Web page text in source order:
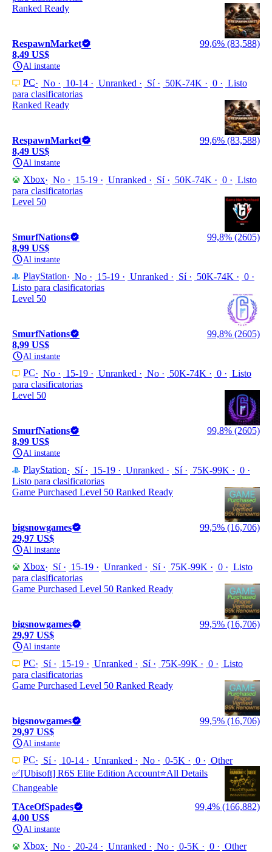
Ranked Ready
RespawnMarket
99,6% (83,588)
8,49 US$
Al instante
PC No 10-14 Unranked Sí 50K-74K 0
Listo
para clasificatorias
Ranked Ready
RespawnMarket
99,6% (83,588)
8,49 US$
Al instante
Xbox No 15-19 Unranked Sí 50K-74K 0
Listo
para clasificatorias
Level 50
SmurfNations
99,8% (2605)
8,99 US$
Al instante
PlayStation No 15-19 Unranked Sí 50K-74K
0
Listo para clasificatorias
Level 50
SmurfNations
99,8% (2605)
8,99 US$
Al instante
PC No 15-19 Unranked No 50K-74K 0
Listo
para clasificatorias
Level 50
SmurfNations
99,8% (2605)
8,99 US$
Al instante
PlayStation Sí 15-19 Unranked Sí 75K-99K
0
Listo para clasificatorias
Game Purchased Level 50 Ranked Ready
bigsnowgames
99,5% (16,706)
29,97 US$
Al instante
Xbox Sí 15-19 Unranked Sí 75K-99K 0
Listo
para clasificatorias
Game Purchased Level 50 Ranked Ready
bigsnowgames
99,5% (16,706)
29,97 US$
Al instante
PC Sí 15-19 Unranked Sí 75K-99K 0
Listo
para clasificatorias
Game Purchased Level 50 Ranked Ready
bigsnowgames
99,5% (16,706)
29,97 US$
Al instante
PC Sí 10-14 Unranked No 0-5K 0
Other
✅[Ubisoft] R6S Elite Edition Account⭐All Details
Changeable
TAceOfSpades
99,4% (166,882)
4,00 US$
Al instante
Xbox No 20-24 Unranked No 0-5K 0
Other